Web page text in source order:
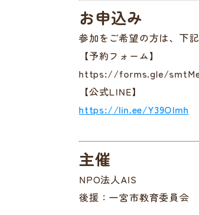
お申込み
参加をご希望の方は、下
【予約フォーム】
https://forms.gle/
【公式LINE】
https://lin.ee/Y39OImh
主催
NPO法人AIS
後援：一宮市教育委員会